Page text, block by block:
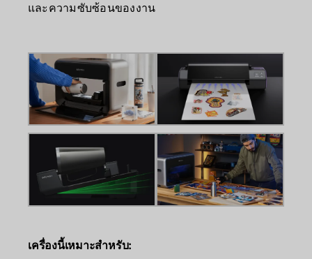
และความซับซ้อนของงาน
เครื่องนี้เหมาะสำหรับ: